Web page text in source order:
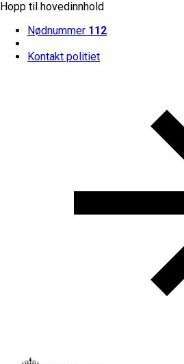
Hopp til hovedinnhold
Nødnummer 112
Kontakt politiet